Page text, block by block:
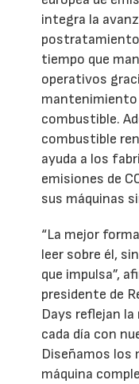
integra la
postratamiento
tiempo que
operativos
mantenimiento
combustible.
combustible
ayuda a los
emisiones de
sus máquinas
“La mejor
leer sobre él,
que impulsa”,
presidente de
Days reflejan
cada día con
Diseñamos los
máquina